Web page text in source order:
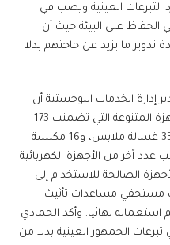
التبرعات العينية ويصب في
على البيئة حيث أن
تدوير ما يزيد عن حاجتهم بدلا
إدارة الخدمات اللوجستية أن
الجمعية تسلمت حزمة كبيرة من الأجهزة المتنوعة التي تضمنت 173
ثلاجة، 46 جهاز تبريد، 48 فرن طباخ، و33 غسالة ملابس، و16 مكنسة
إلى جانب عدد آخر من الأجهزة الكهربائية
الصالحة للاستخدام إلى
مستحقي مساعدات تأثيث
نهائيا. وأكد الحمادي
الجمهور العينية بدلا من